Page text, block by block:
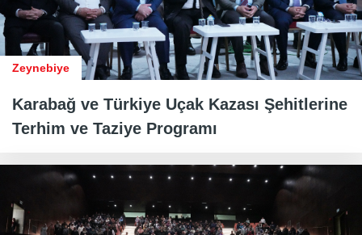
Zeynebiye
Karabağ ve Türkiye Uçak Kazası Şehitlerine
Terhim ve Taziye Programı